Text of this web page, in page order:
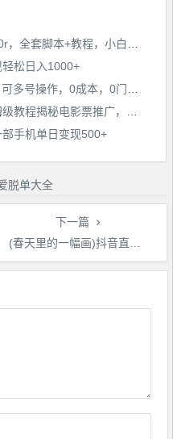
松日入1000+
手机单日变现500+
下一篇
(春天里的一幅画)抖音直播0粉起号思路解析，0粉快速起号逻辑